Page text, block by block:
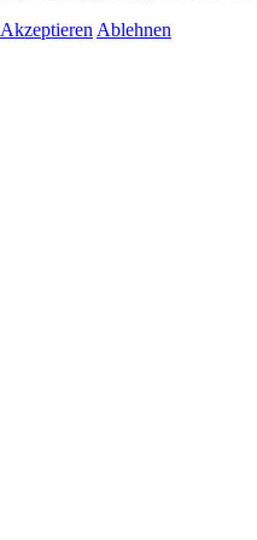
Akzeptieren Ablehnen